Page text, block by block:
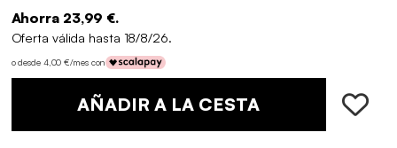
Ahorra 23,99 €.
Oferta válida hasta 18/8/26.
o desde 4,00 €/mes con
AÑADIR A LA CESTA